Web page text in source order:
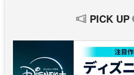
PICK UP